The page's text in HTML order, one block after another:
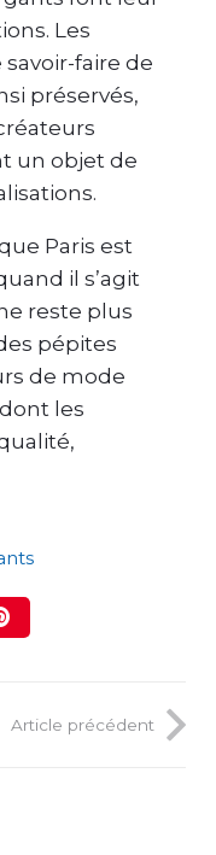
Les
faire de
préservés,
un objet de
Paris est
il s’agit
reste plus
pépites
de mode
les
Article précédent